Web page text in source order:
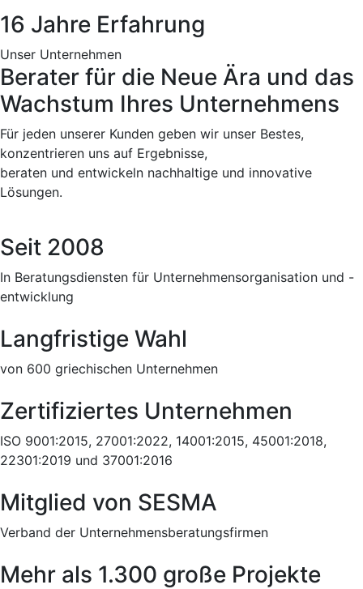
16 Jahre Erfahrung
Unser Unternehmen
Berater für die Neue Ära und das
Wachstum Ihres Unternehmens
Für jeden unserer Kunden geben wir unser Bestes,
konzentrieren uns auf Ergebnisse,
beraten und entwickeln nachhaltige und innovative
Lösungen.
Seit 2008
In Beratungsdiensten für Unternehmensorganisation und -
entwicklung
Langfristige Wahl
von 600 griechischen Unternehmen
Zertifiziertes Unternehmen
ISO 9001:2015, 27001:2022, 14001:2015, 45001:2018,
22301:2019 und 37001:2016
Mitglied von SESMA
Verband der Unternehmensberatungsfirmen
Mehr als 1.300 große Projekte